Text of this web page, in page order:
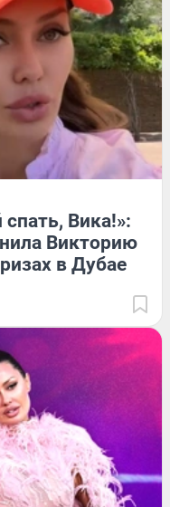
Вика!»:
Викторию
в Дубае